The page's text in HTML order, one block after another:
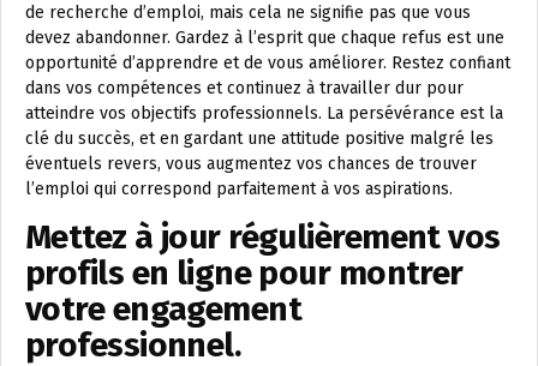
de recherche d’emploi, mais cela ne signifie pas que vous
devez abandonner. Gardez à l’esprit que chaque refus est une
opportunité d’apprendre et de vous améliorer. Restez confiant
dans vos compétences et continuez à travailler dur pour
atteindre vos objectifs professionnels. La persévérance est la
clé du succès, et en gardant une attitude positive malgré les
éventuels revers, vous augmentez vos chances de trouver
l’emploi qui correspond parfaitement à vos aspirations.
Mettez à jour régulièrement vos
profils en ligne pour montrer
votre engagement
professionnel.